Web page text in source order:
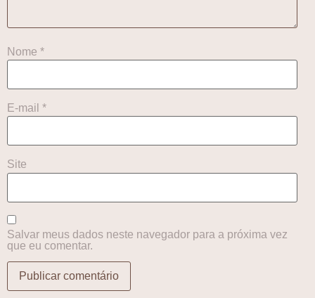
Nome *
E-mail *
Site
Salvar meus dados neste navegador para a próxima vez
que eu comentar.